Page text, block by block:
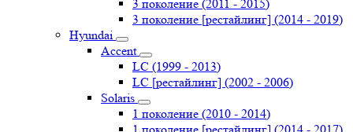
3 поколение (2011 - 2015)
3 поколение [рестайлинг] (2014 - 2019)
Hyundai
Accent
LC (1999 - 2013)
LC [рестайлинг] (2002 - 2006)
Solaris
1 поколение (2010 - 2014)